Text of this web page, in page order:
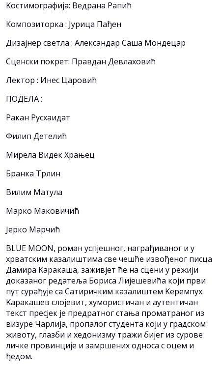
Kостимографија: Ведрана Рапић
Композиторка : Јурица Пађен
Дизајнер светла : Александар Саша Мондецар
Сценски покрет: Правдан Девлаховић
Лектор : Инес Царовић
ПОДЕЛА :
Ракан Русхаидат
Филип Детелић
Мирела Видек Храњец
Бранка Трлин
Вилим Матула
Марко Маковичић
Јерко Марчић
BLUE MOON, роман успјешног, награђиваног и у
хрватским казалиштима све чешће извођеног писца
Дамира Kаракаша, заживјет ће на сцени у режији
доказаног редатеља Бориса Лијешевића који први
пут сурађује са Сатиричким казалиштем Kеремпух.
Kаракашев слојевит, хумористичан и аутентичан
текст пресјек је предратног стања проматраног из
визуре Чарлија, пропалог студента који у градском
животу, глазби и хедонизму тражи бијег из сурове
личке провинције и замршених односа с оцем и
ђедом.